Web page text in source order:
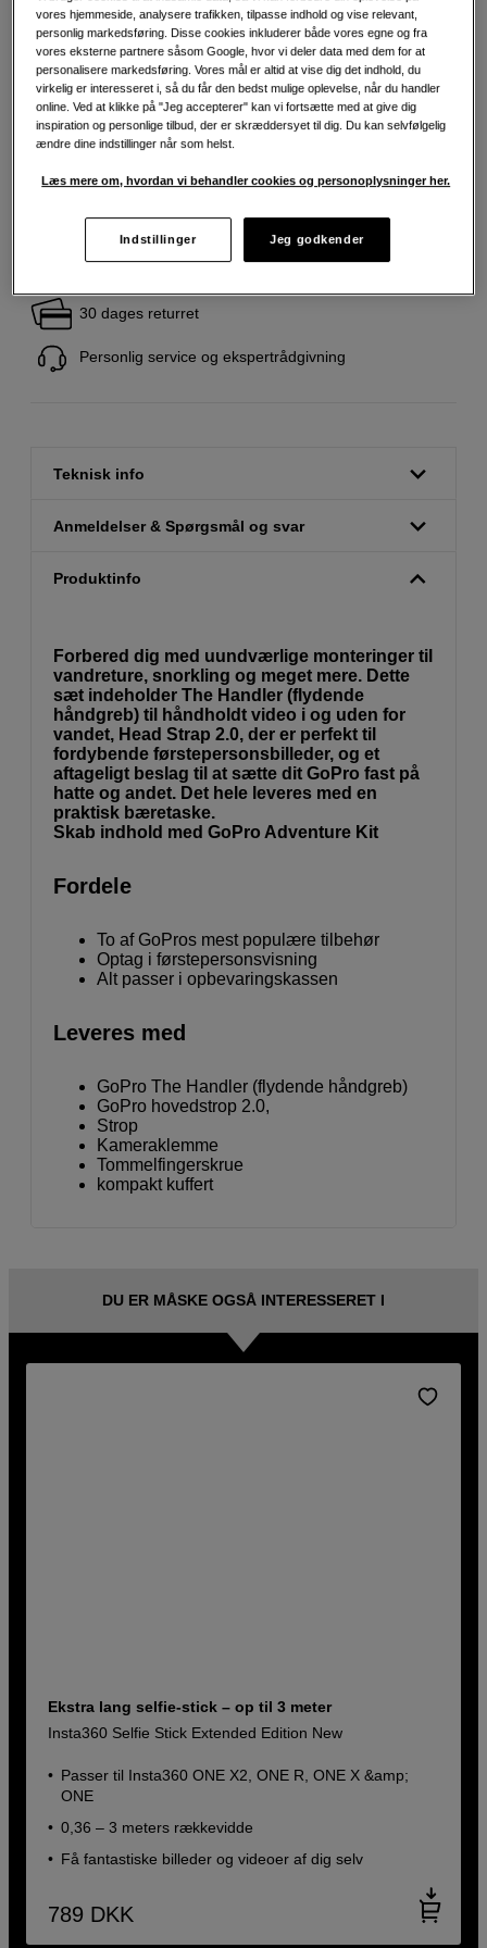
459 DKK
Læg i indkøbskurv
30 dages returret
Personlig service og ekspertrådgivning
Teknisk info
Anmeldelser & Spørgsmål og svar
Produktinfo
Forbered dig med uundværlige monteringer til
vandreture, snorkling og meget mere. Dette
sæt indeholder The Handler (flydende
håndgreb) til håndholdt video i og uden for
vandet, Head Strap 2.0, der er perfekt til
fordybende førstepersonsbilleder, og et
aftageligt beslag til at sætte dit GoPro fast på
hatte og andet. Det hele leveres med en
praktisk bæretaske.
Skab indhold med GoPro Adventure Kit
Fordele
To af GoPros mest populære tilbehør
Optag i førstepersonsvisning
Alt passer i opbevaringskassen
Leveres med
GoPro The Handler (flydende håndgreb)
GoPro hovedstrop 2.0,
Strop
Kameraklemme
Tommelfingerskrue
kompakt kuffert
DU ER MÅSKE OGSÅ INTERESSERET I
Ekstra lang selfie-stick – op til 3 meter
Insta360 Selfie Stick Extended Edition New
Passer til Insta360 ONE X2, ONE R, ONE X &amp;
ONE
0,36 – 3 meters rækkevidde
Få fantastiske billeder og videoer af dig selv
789 DKK
vores hjemmeside, analysere trafikken, tilpasse indhold og vise relevant,
personlig markedsføring. Disse cookies inkluderer både vores egne og fra
vores eksterne partnere såsom Google, hvor vi deler data med dem for at
personalisere markedsføring. Vores mål er altid at vise dig det indhold, du
virkelig er interesseret i, så du får den bedst mulige oplevelse, når du handler
online. Ved at klikke på "Jeg accepterer" kan vi fortsætte med at give dig
inspiration og personlige tilbud, der er skræddersyet til dig. Du kan selvfølgelig
ændre dine indstillinger når som helst.
Læs mere om, hvordan vi behandler cookies og personoplysninger her.
Indstillinger Jeg godkender